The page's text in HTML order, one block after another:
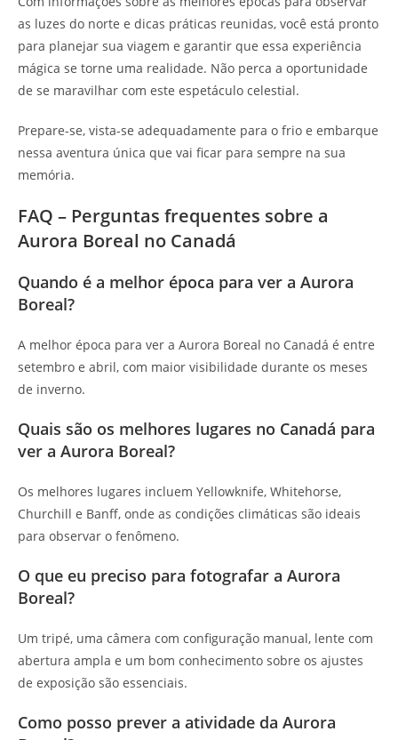
as luzes do norte e dicas práticas reunidas, você está pronto
para planejar sua viagem e garantir que essa experiência
mágica se torne uma realidade. Não perca a oportunidade
de se maravilhar com este espetáculo celestial.
Prepare-se, vista-se adequadamente para o frio e embarque
nessa aventura única que vai ficar para sempre na sua
memória.
FAQ – Perguntas frequentes sobre a
Aurora Boreal no Canadá
Quando é a melhor época para ver a Aurora
Boreal?
A melhor época para ver a Aurora Boreal no Canadá é entre
setembro e abril, com maior visibilidade durante os meses
de inverno.
Quais são os melhores lugares no Canadá para
ver a Aurora Boreal?
Os melhores lugares incluem Yellowknife, Whitehorse,
Churchill e Banff, onde as condições climáticas são ideais
para observar o fenômeno.
O que eu preciso para fotografar a Aurora
Boreal?
Um tripé, uma câmera com configuração manual, lente com
abertura ampla e um bom conhecimento sobre os ajustes
de exposição são essenciais.
Como posso prever a atividade da Aurora